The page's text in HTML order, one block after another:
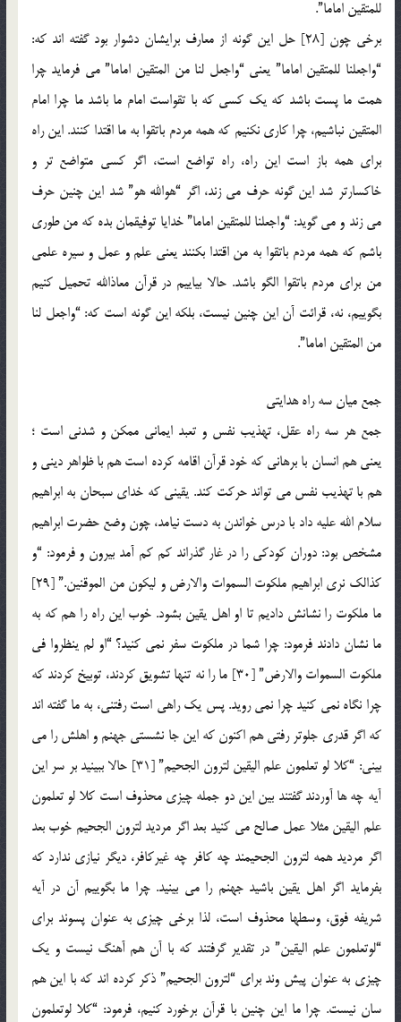
للمتقین اماما”.
برخی چون‏ [28] حل این گونه از معارف برایشان دشوار بود گفته اند که:
“واجعلنا للمتقین اماما” یعنی “واجعل لنا من المتقین اماما” می فرماید چرا
همت ما پست باشد که یک کسی که با تقواست امام ما باشد ما چرا امام
المتقین نباشیم، چرا کاری نکنیم که همه مردم باتقوا به ما اقتدا کنند. این راه
برای همه باز است این راه، راه تواضع است، اگر کسی متواضع تر و
خاکسارتر شد این گونه حرف می زند، اگر “هوالله هو” شد این چنین حرف
می زند و می گوید: “واجعلنا للمتقین اماما” خدایا توفیقمان بده که من طوری
باشم که همه مردم باتقوا به من اقتدا بکنند یعنی علم و عمل و سیره علمی
من برای مردم باتقوا الگو باشد. حالا بیاییم در قرآن معاذالله تحمیل کنیم
بگوییم، نه، قرائت آن این چنین نیست، بلکه این گونه است که: “واجعل لنا
من المتقین اماما”.
جمع میان سه راه هدایتی
جمع هر سه راه عقل، تهذیب نفس و تعبد ایمانی ممکن و شدنی است ؛
یعنی هم انسان با برهانی که خود قرآن اقامه کرده است هم با ظواهر دینی و
هم با تهذیب نفس می تواند حرکت کند. یقینی که خدای سبحان به ابراهیم
سلام الله علیه داد با درس خواندن به دست نیامد، چون وضع حضرت ابراهیم
مشخص بود: دوران کودکی را در غار گذراند کم کم آمد بیرون و فرمود: “و
کذالک نری ابراهیم ملکوت السموات والارض و لیکون من الموقنین.” [29]
ما ملکوت را نشانش دادیم تا او اهل یقین بشود. خوب این راه را هم که به
ما نشان دادند فرمود: چرا شما در ملکوت سفر نمی کنید؟ “او لم ینظروا فی
ملکوت السموات والارض” [30] ما را نه تنها تشویق کردند، توبیخ کردند که
چرا نگاه نمی کنید چرا نمی روید. پس یک راهی است رفتنی، به ما گفته اند
که اگر قدری جلوتر رفتی هم اکنون که این جا نشستی جهنم و اهلش را می
بینی: “کلا لو تعلمون علم الیقین لترون الجحیم” [31] حالا ببینید بر سر این
آیه چه ها آوردند گفتند بین این دو جمله چیزی محذوف است کلا لو تعلمون
علم الیقین مثلا عمل صالح می کنید بعد اگر مردید لترون الجحیم خوب بعد
اگر مردید همه لترون الجحیمند چه کافر چه غیرکافر، دیگر نیازی ندارد که
بفرماید اگر اهل یقین باشید جهنم را می بینید. چرا ما بگوییم آن در آیه
شریفه فوق، وسطها محذوف است، لذا برخی چیزی به عنوان پسوند برای
“لوتعلمون علم الیقین” در تقدیر گرفتند که با آن هم آهنگ نیست و یک
چیزی به عنوان پیش وند برای “لترون الجحیم” ذکر کرده اند که با این هم
سان نیست. چرا ما این چنین با قرآن برخورد کنیم، فرمود: “کلا لوتعلمون